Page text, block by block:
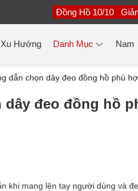
Đồng Hồ 10/10
Xu Hướng Danh Mục Nam
dẫn chọn dây đeo đồng hồ phù
đeo đồng hồ
khi mang lên tay người dùng và